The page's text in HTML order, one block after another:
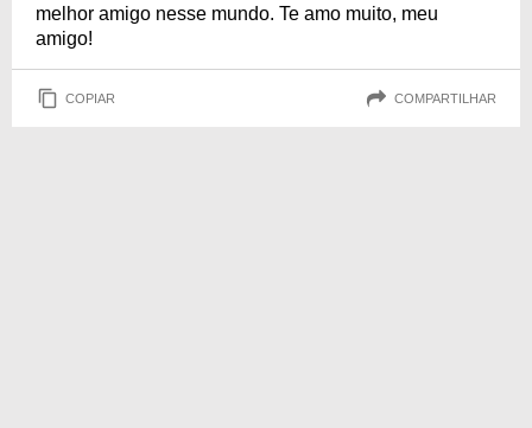
melhor amigo nesse mundo. Te amo muito, meu
amigo!
COPIAR COMPARTILHAR